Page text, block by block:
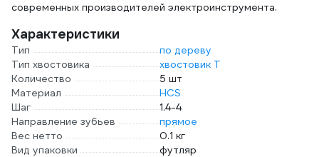
современных производителей электроинструмента.
Характеристики
Тип
по дереву
Тип хвостовика
хвостовик Т
Количество
5 шт
Материал
HСS
Шаг
1.4-4
Направление зубьев
прямое
Вес нетто
0.1 кг
Вид упаковки
футляр